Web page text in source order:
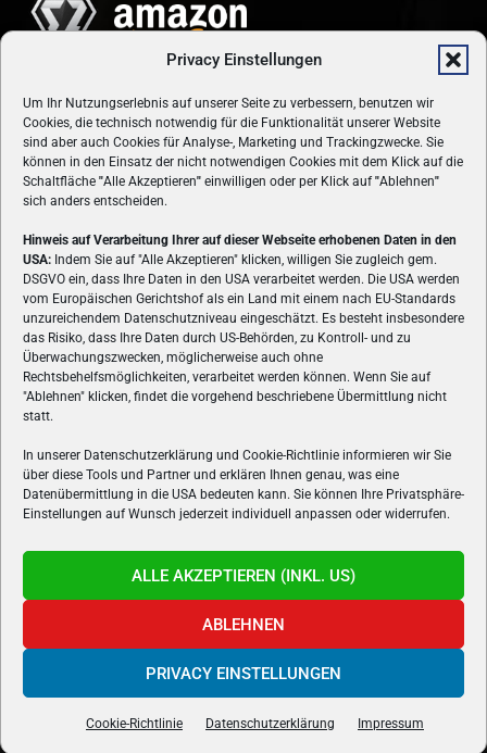
Privacy Einstellungen
Um Ihr Nutzungserlebnis auf unserer Seite zu verbessern, benutzen wir
Cookies, die technisch notwendig für die Funktionalität unserer Website
sind aber auch Cookies für Analyse-, Marketing und Trackingzwecke. Sie
können in den Einsatz der nicht notwendigen Cookies mit dem Klick auf die
Schaltfläche "Alle Akzeptieren" einwilligen oder per Klick auf"Ablehnen"
sich anders entscheiden.
Hinweis auf Verarbeitung Ihrer auf dieser Webseite erhobenen Daten in den
USA: Indem Sie auf "Alle Akzeptieren" klicken, willigen Sie zugleich gem.
DSGVO ein, dass Ihre Daten in den USA verarbeitet werden. Die USA werden
vom Europäischen Gerichtshof als ein Land mit einem nach EU-Standards
unzureichendem Datenschutzniveau eingeschätzt. Es besteht insbesondere
das Risiko, dass Ihre Daten durch US-Behörden, zu Kontroll- und zu
Überwachungszwecken, möglicherweise auch ohne
Rechtsbehelfsmöglichkeiten, verarbeitet werden können. Wenn Sie auf
"Ablehnen" klicken, findet die vorgehend beschriebene Übermittlung nicht
statt.
In unserer Datenschutzerklärung und Cookie-Richtlinie informieren wir Sie
über diese Tools und Partner und erklären Ihnen genau, was eine
Datenübermittlung in die USA bedeuten kann. Sie können Ihre Privatsphäre-
Einstellungen auf Wunsch jederzeit individuell anpassen oder widerrufen.
ALLE AKZEPTIEREN (INKL. US)
ABLEHNEN
PRIVACY EINSTELLUNGEN
Cookie-Richtlinie Datenschutzerklärung Impressum
ÜBER UNS
VON GAMERN, FÜR GAMER! Gamers.at ist das älteste Online-
Spielemagazin Österreichs und bringt täglich aktuelle News,
Reviews und Videos zu PC- und Konsolenspielen, Gaming-
Hardware und aus der Welt des e-Sport's.
FOLGE UNS
Gamers.at v6 © 1999-2024 All Rights Reserved -Kontakt|Impressum|
Datenschutzerklärung
- Developed by
powered byoverclockers.at